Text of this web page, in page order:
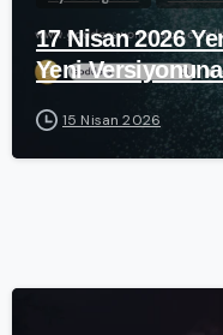
17 Nisan 2026
Yeni
15 Nisan 2026